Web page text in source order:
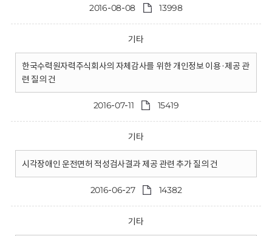
2016-08-08 13998
기타
한국수력원자력주식회사의 자체감사를 위한 개인정보 이용·제공 관
련 질의 건
2016-07-11 15419
기타
시각장애인 운전면허 적성검사결과 제공 관련 추가 질의 건
2016-06-27 14382
기타